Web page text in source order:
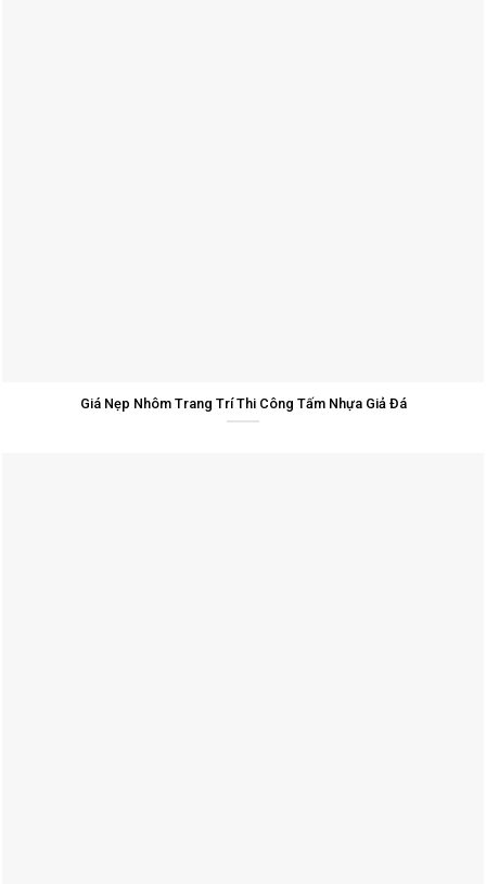
Giá Nẹp Nhôm Trang Trí Thi Công Tấm Nhựa Giả Đá